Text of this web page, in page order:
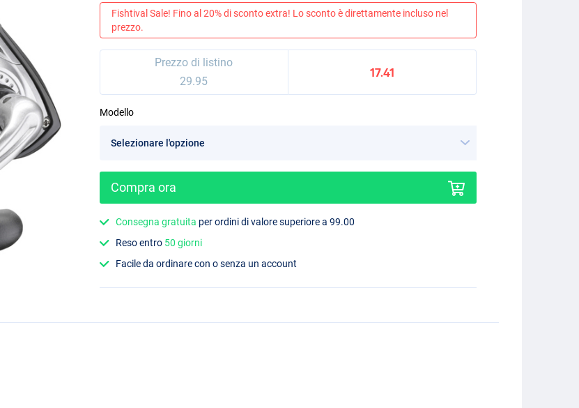
Fishtival Sale! Fino al 20% di sconto extra! Lo sconto è direttamente incluso nel
prezzo.
Prezzo di listino
29.95
17.41
Modello
Compra ora
Consegna gratuita per ordini di valore superiore a 99.00
Reso entro 50 giorni
Facile da ordinare con o senza un account